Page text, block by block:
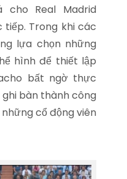
Real Madrid
Trong khi các
lựa chọn những
hình để thiết lập
bất ngờ thực
bàn thành công
cổ động viên